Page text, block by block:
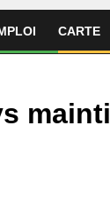
CARTE